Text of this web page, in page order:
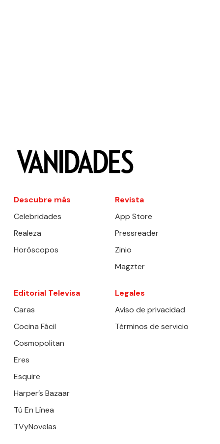
Descubre más
Celebridades
Realeza
Horóscopos
Revista
App Store
Pressreader
Zinio
Magzter
Editorial Televisa
Caras
Cocina Fácil
Cosmopolitan
Eres
Esquire
Harper’s Bazaar
Tú En Línea
TVyNovelas
Legales
Aviso de privacidad
Términos de servicio